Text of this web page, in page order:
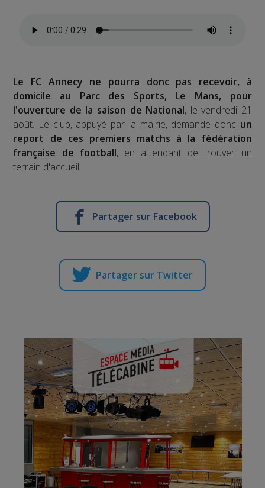
Le FC Annecy ne pourra donc pas recevoir, à
domicile au Parc des Sports, Le Mans, pour
l'ouverture de la saison de National, le vendredi 21
août. Le club, appuyé par la mairie, demande donc un
report de ces premiers matchs à la fédération
française de football, en attendant de trouver un
terrain d'accueil.
Partager sur Facebook
Partager sur Twitter